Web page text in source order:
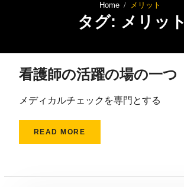
Home メリット
タグ: メリット
看護師の活躍の場の一つ
メディカルチェックを専門とする
READ MORE